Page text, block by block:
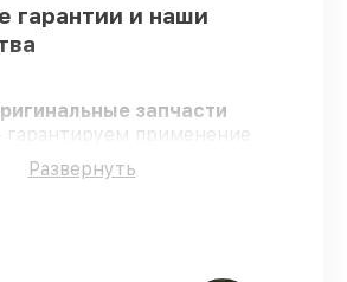
гарантии и наши
запчасти
гарантируем применение
комплектующих.
мастера
Развернуть